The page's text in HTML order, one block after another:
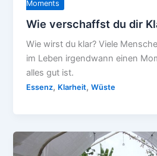
Moments
Wie verschaffst du dir
Wie wirst du klar? Viele
im Leben irgendwann einen
alles gut ist.
Essenz, Klarheit,Wüste